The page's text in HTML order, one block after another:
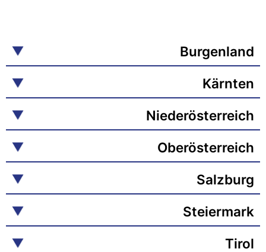
Burgenland
Kärnten
Niederösterreich
Oberösterreich
Salzburg
Steiermark
Tirol